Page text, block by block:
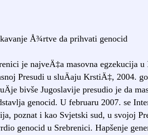
Å¾rtve da prihvati genocid
je najveÄ‡a masovna egzekucija
Presudi u sluÄaju KrstiÄ‡, 2004.
bivše Jugoslavije presudio je da
genocid. U februaru 2007. se
poznat i kao Svjetski sud, u svojoj
genocid u Srebrenici. Hapšenje